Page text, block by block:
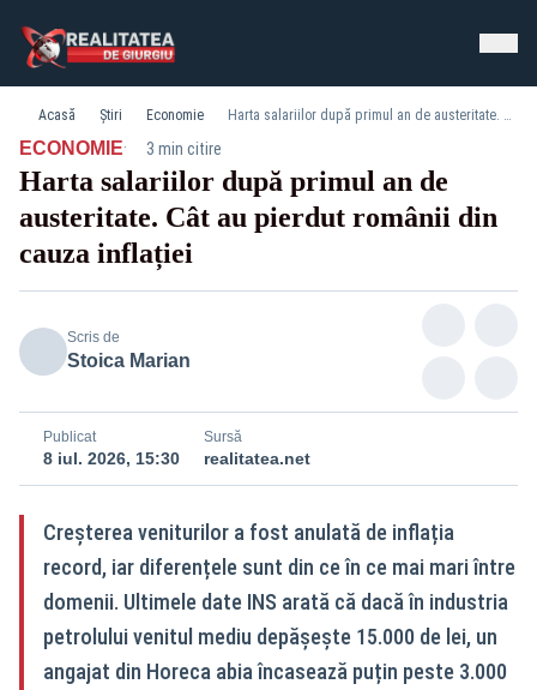
Acasă Știri Economie Harta salariilor după primul an de austeritate. Cât au pierdut românii din cauza inflației
ECONOMIE· 3 min citire
Harta salariilor după primul an de
austeritate. Cât au pierdut românii din
cauza inflației
Scris de
Stoica Marian
Publicat
8 iul. 2026, 15:30
Sursă
realitatea.net
Creșterea veniturilor a fost anulată de inflația
record, iar diferențele sunt din ce în ce mai mari între
domenii. Ultimele date INS arată că dacă în industria
petrolului venitul mediu depășește 15.000 de lei, un
angajat din Horeca abia încasează puțin peste 3.000